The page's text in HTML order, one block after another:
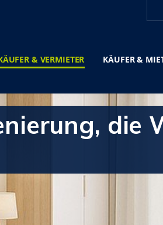
& VERMIETER KÄUFER &
die